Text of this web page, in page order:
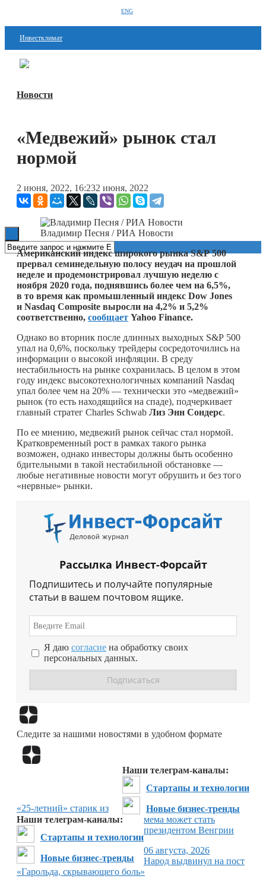
ENG
Инвестклимат
Финансы
Стартапы
Технологии
Книги
Новости
«Медвежий» рынок стал
нормой
2 июня, 2022, 16:232 июня, 2022
Владимир Песня / РИА Новости
Американский индекс широкого рынка S&P 500
прервал семинедельную полосу неудач на прошлой
неделе и продемонстрировал лучшую неделю с
ноября 2020 года, поднявшись более чем на 6,5%,
в то время как промышленный индекс Dow Jones
и Nasdaq Composite выросли на 4,2% и 5,2%
соответственно, сообщает Yahoo Finance.
Однако во вторник после длинных выходных S&P 500
упал на 0,6%, поскольку трейдеры сосредоточились на
информации о высокой инфляции. В среду
нестабильность на рынке сохранилась. В целом в этом
году индекс высокотехнологичных компаний Nasdaq
упал более чем на 20% — технически это «медвежий»
рынок (то есть находящийся на спаде), подчеркивает
главный стратег Charles Schwab Лиз Энн Сондерс.
По ее мнению, медвежий рынок сейчас стал нормой.
Кратковременный рост в рамках такого рынка
возможен, однако инвесторы должны быть особенно
бдительными в такой нестабильной обстановке —
любые негативные новости могут обрушить и без того
«нервные» рынки.
Рассылка Инвест-Форсайт
Подпишитесь и получайте популярные
статьи в вашем почтовом ящике.
Я даю согласие на обработку своих
персональных данных.
Следите за нашими новостями в удобном формате
Наши телеграм-каналы:
Стартапы и технологии
Новые бизнес-тренды
Наши телеграм-каналы:
Стартапы и технологии
Новые бизнес-тренды
«25-летний» старик из
мема может стать
президентом Венгрии
06 августа, 2026
Народ выдвинул на пост
«Гарольда, скрывающего боль»